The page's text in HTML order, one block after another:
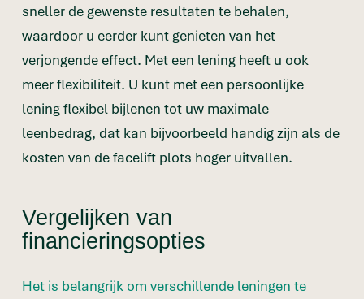
sneller de gewenste resultaten te behalen,
waardoor u eerder kunt genieten van het
verjongende effect. Met een lening heeft u ook
meer flexibiliteit. U kunt met een persoonlijke
lening flexibel bijlenen tot uw maximale
leenbedrag, dat kan bijvoorbeeld handig zijn als de
kosten van de facelift plots hoger uitvallen.
Vergelijken van
financieringsopties
Het is belangrijk om verschillende leningen te